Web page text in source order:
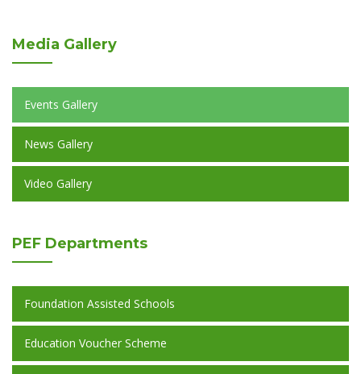
Media Gallery
Events Gallery
News Gallery
Video Gallery
PEF Departments
Foundation Assisted Schools
Education Voucher Scheme